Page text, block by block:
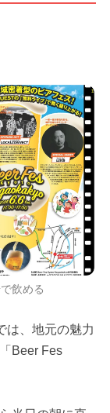
飲める
は、地元の魅力
Beer Fes